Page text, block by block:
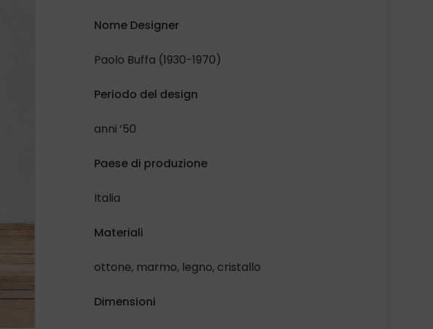
Nome Designer
Paolo Buffa (1930-1970)
Periodo del design
anni ’50
Paese di produzione
Italia
Materiali
ottone, marmo, legno, cristallo
Dimensioni